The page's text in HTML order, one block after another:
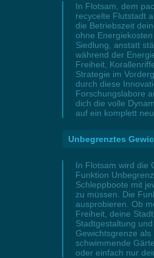
In Flotsam, dem
recycelte Flutstadt
die Betriebszeit
ohne
Siedlung, anstatt
während der
Freiheit,
Strategie im
durch diese
Forschungslabore
dich die volle
auf ein komplett
Unbegrenztes
In Flotsam wird die
Funktion
Schleppboote mit
zu müssen. Die
ausprobieren. Ob
Freiheit, deine
Stadtgestaltung
Gewichtsgrenze
schwimmende
oder einfach nur